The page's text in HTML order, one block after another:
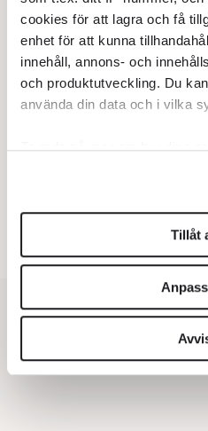
cookies för att lagra och få
enhet för att kunna
innehåll, annons- och
och produktutveckling. Du
använda din data och i vilka
Ta reda på mer om hur dina
Du kan ändra eller dra
helst från cookie-förklaringen.
Vi använder
för sociala medier och
vidarebefordrar även sådana
information från din enhet till
annons- och analysföretag
Tillåt